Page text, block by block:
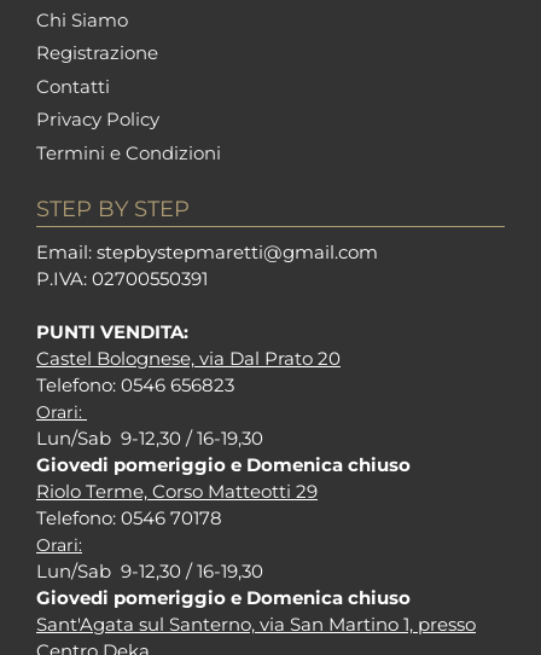
Chi Siamo
Registrazione
Contatti
Privacy Policy
Termini e Condizioni
STEP BY STEP
Email: stepbystepmaretti@gmail.com
P.IVA: 02700550391
PUNTI VENDITA:
Castel Bolognese, via Dal Prato 20
Telefono: 0546 656823
Orari:
Lun/Sab 9-12,30 / 16-19,30
Giovedi pomeriggio e Domenica chiuso
Riolo Terme, Corso Matteotti 29
Telefono: 0546 70178
Orari:
Lun/Sab 9-12,30 / 16-19,30
Giovedi pomeriggio e Domenica chiuso
Sant'Agata sul Santerno, via San Martino 1, presso